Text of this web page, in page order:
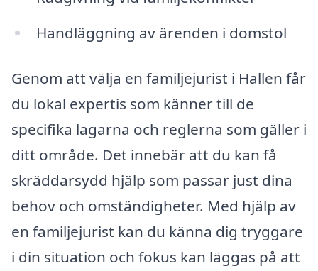
Handläggning av ärenden i domstol
Genom att välja en familjejurist i Hallen får
du lokal expertis som känner till de
specifika lagarna och reglerna som gäller i
ditt område. Det innebär att du kan få
skräddarsydd hjälp som passar just dina
behov och omständigheter. Med hjälp av
en familjejurist kan du känna dig tryggare
i din situation och fokus kan läggas på att